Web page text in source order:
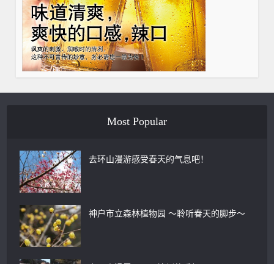
Most Popular
去环山漫游感受春天的气息吧！
神户市立森林植物园 ～聆听春天的脚步～